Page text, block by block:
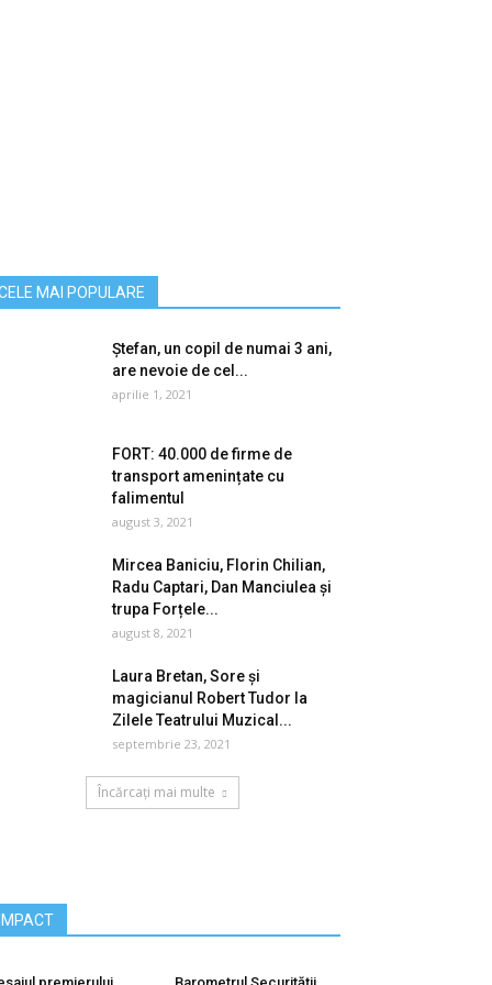
MAI POPULARE
Ștefan, un copil de numai 3 ani,
are nevoie de cel...
aprilie 1, 2021
FORT: 40.000 de firme de
transport amenințate cu
falimentul
august 3, 2021
Mircea Baniciu, Florin Chilian,
Radu Captari, Dan Manciulea și
trupa Forțele...
august 8, 2021
Laura Bretan, Sore și
magicianul Robert Tudor la
Zilele Teatrului Muzical...
septembrie 23, 2021
Încărcați mai multe